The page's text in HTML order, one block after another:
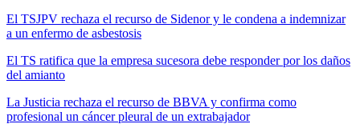
El TSJPV rechaza el recurso de Sidenor y le condena a indemnizar
a un enfermo de asbestosis
El TS ratifica que la empresa sucesora debe responder por los daños
del amianto
La Justicia rechaza el recurso de BBVA y confirma como
profesional un cáncer pleural de un extrabajador